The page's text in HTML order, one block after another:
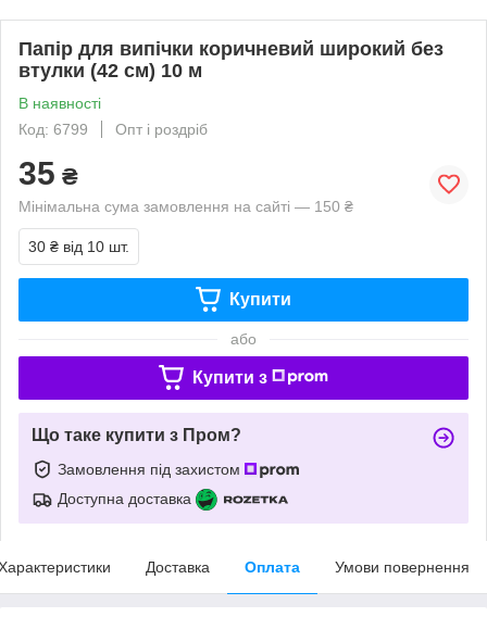
Папір для випічки коричневий широкий без
втулки (42 см) 10 м
В наявності
Код: 6799
Опт і роздріб
35 ₴
Мінімальна сума замовлення на сайті — 150 ₴
30 ₴ від 10 шт.
Купити
або
Купити з
Що таке купити з Пром?
Замовлення під захистом
Доступна доставка
Доставка Оплата Умови повернення